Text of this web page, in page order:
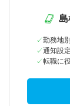
島
勤務地
通知設
転職に